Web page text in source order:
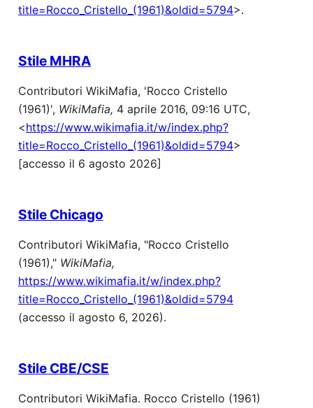
title=Rocco_Cristello_(1961)&oldid=5794>.
Stile MHRA
Contributori WikiMafia, 'Rocco Cristello
(1961)', WikiMafia, 4 aprile 2016, 09:16 UTC,
<https://www.wikimafia.it/w/index.php?
title=Rocco_Cristello_(1961)&oldid=5794>
[accesso il 6 agosto 2026]
Stile Chicago
Contributori WikiMafia, "Rocco Cristello
(1961)," WikiMafia,
https://www.wikimafia.it/w/index.php?
title=Rocco_Cristello_(1961)&oldid=5794
(accesso il agosto 6, 2026).
Stile CBE/CSE
Contributori WikiMafia. Rocco Cristello (1961)